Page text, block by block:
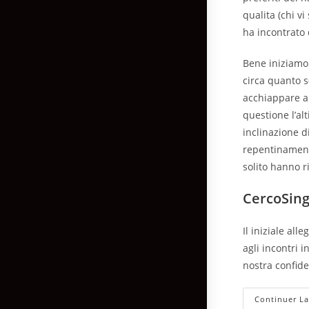
qualita (chi vi
ha incontrato
Bene
circa quanto
acchiappare
questione
inclinazione
solito hanno
Il iniziale
agli incontri
nostra
Continuer